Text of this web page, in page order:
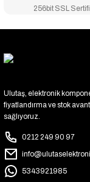
256bit SSL
Ulutaş, elektronik
fiyatlandırma ve stok
sağlıyoruz.
0212 249 90 97
5343921985